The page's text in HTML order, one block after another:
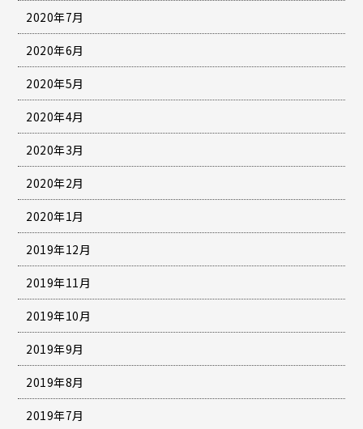
2020年7月
2020年6月
2020年5月
2020年4月
2020年3月
2020年2月
2020年1月
2019年12月
2019年11月
2019年10月
2019年9月
2019年8月
2019年7月